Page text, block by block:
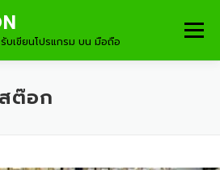
บเขียนโปรแกรม บน มือถือ
Menu
ต๊อก